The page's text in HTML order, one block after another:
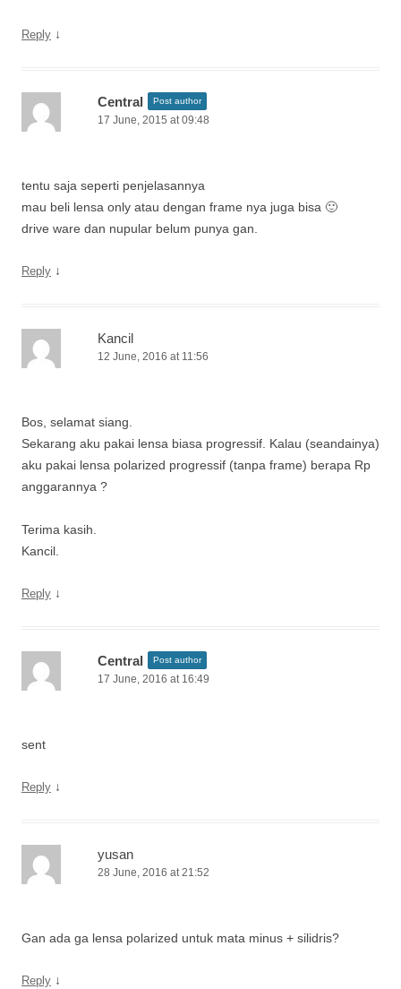
Reply ↓
Central Post author
17 June, 2015 at 09:48
tentu saja seperti penjelasannya
mau beli lensa only atau dengan frame nya juga bisa 🙂
drive ware dan nupular belum punya gan.
Reply ↓
Kancil
12 June, 2016 at 11:56
Bos, selamat siang.
Sekarang aku pakai lensa biasa progressif. Kalau (seandainya)
aku pakai lensa polarized progressif (tanpa frame) berapa Rp
anggarannya ?
Terima kasih.
Kancil.
Reply ↓
Central Post author
17 June, 2016 at 16:49
sent
Reply ↓
yusan
28 June, 2016 at 21:52
Gan ada ga lensa polarized untuk mata minus + silidris?
Reply ↓